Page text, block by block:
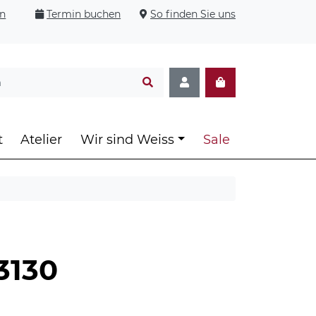
Termin buchen So finden Sie uns
Atelier Wir sind Weiss Sale